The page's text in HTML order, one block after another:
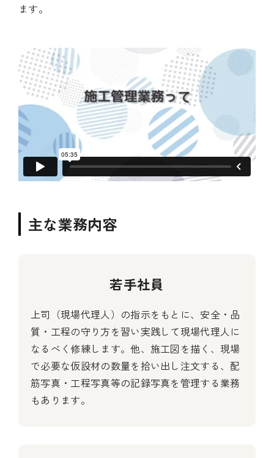
ます。
主な業務内容
若手社員
上司（現場代理人）の指示をもとに、安全・品
質・工程の守り方を習い実践して現場代理人に
なるべく修練します。他、施工図を描く、現場
で必要な仮設材の数量を拾い出し注文する、配
筋写真・工程写真等の記録写真を管理する業務
もあります。